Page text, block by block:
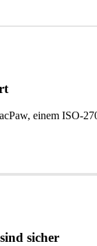
einem ISO-
sicher